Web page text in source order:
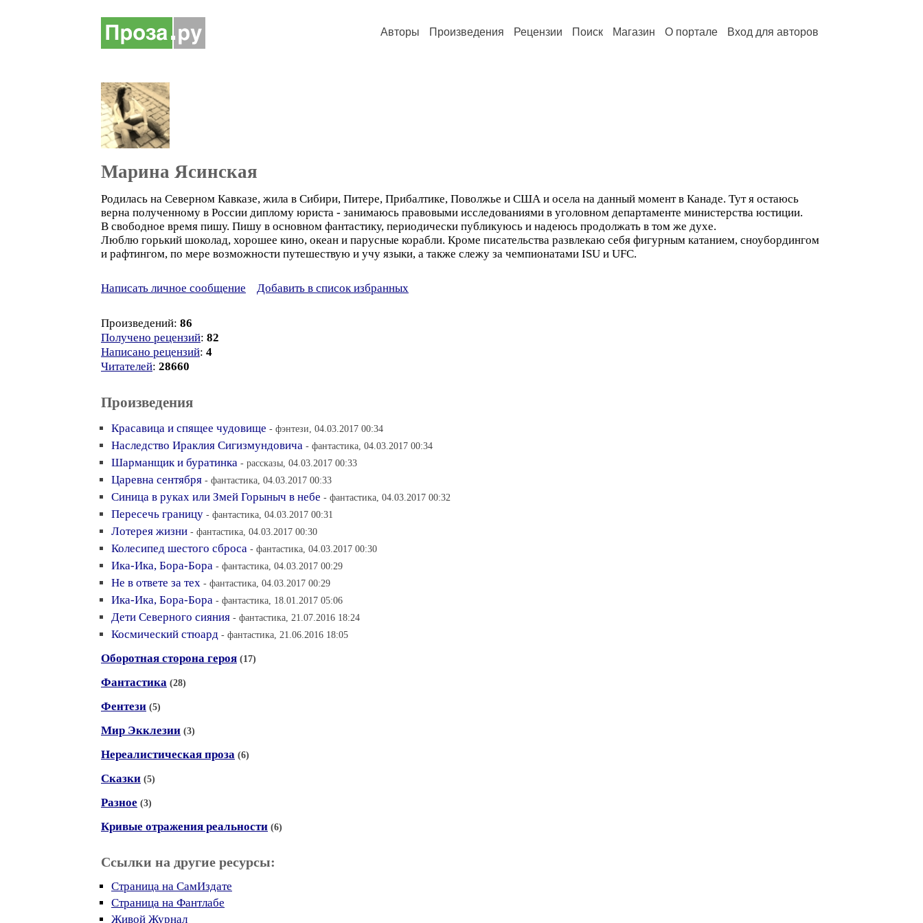
Авторы Произведения Рецензии Поиск Магазин О портале Вход для авторов
Марина Ясинская
Родилась на Северном Кавказе, жила в Сибири, Питере, Прибалтике, Поволжье и США и осела на данный момент в Канаде. Тут я остаюсь
верна полученному в России диплому юриста - занимаюсь правовыми исследованиями в уголовном департаменте министерства юстиции.
В свободное время пишу. Пишу в основном фантастику, периодически публикуюсь и надеюсь продолжать в том же духе.
Люблю горький шоколад, хорошее кино, океан и парусные корабли. Кроме писательства развлекаю себя фигурным катанием, сноубордингом
и рафтингом, по мере возможности путешествую и учу языки, а также слежу за чемпионатами ISU и UFC.
Написать личное сообщение Добавить в список избранных
Произведений: 86
Получено рецензий: 82
Написано рецензий: 4
Читателей: 28660
Произведения
Красавица и спящее чудовище - фэнтези, 04.03.2017 00:34
Наследство Ираклия Сигизмундовича - фантастика, 04.03.2017 00:34
Шарманщик и буратинка - рассказы, 04.03.2017 00:33
Царевна сентября - фантастика, 04.03.2017 00:33
Синица в руках или Змей Горыныч в небе - фантастика, 04.03.2017 00:32
Пересечь границу - фантастика, 04.03.2017 00:31
Лотерея жизни - фантастика, 04.03.2017 00:30
Колесипед шестого сброса - фантастика, 04.03.2017 00:30
Ика-Ика, Бора-Бора - фантастика, 04.03.2017 00:29
Не в ответе за тех - фантастика, 04.03.2017 00:29
Ика-Ика, Бора-Бора - фантастика, 18.01.2017 05:06
Дети Северного сияния - фантастика, 21.07.2016 18:24
Космический стюард - фантастика, 21.06.2016 18:05
Оборотная сторона героя (17)
Фантастика (28)
Фентези (5)
Мир Экклезии (3)
Нереалистическая проза (6)
Сказки (5)
Разное (3)
Кривые отражения реальности (6)
Ссылки на другие ресурсы:
Страница на СамИздате
Страница на Фантлабе
Живой Журнал